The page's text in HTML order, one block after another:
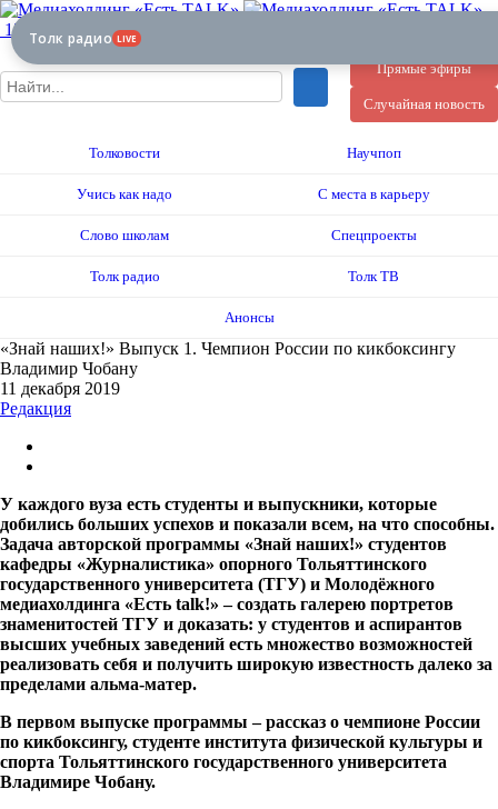
12+
Прямые эфиры
Случайная новость
Толковости Научпоп
Учись как надо С места в карьеру
Слово школам Спецпроекты
Толк радио Толк ТВ
Анонсы
«Знай наших!» Выпуск 1. Чемпион России по кикбоксингу
Владимир Чобану
11 декабря 2019
Редакция
У каждого вуза есть студенты и выпускники, которые
добились больших успехов и показали всем, на что способны.
Задача авторской программы «Знай наших!» студентов
кафедры «Журналистика» опорного Тольяттинского
государственного университета (ТГУ) и Молодёжного
медиахолдинга «Есть talk!» – создать галерею портретов
знаменитостей ТГУ и доказать: у студентов и аспирантов
высших учебных заведений есть множество возможностей
реализовать себя и получить широкую известность далеко за
пределами альма-матер.
В первом выпуске программы – рассказ о чемпионе России
по кикбоксингу, студенте института физической культуры и
спорта Тольяттинского государственного университета
Владимире Чобану.
Толк радио LIVE